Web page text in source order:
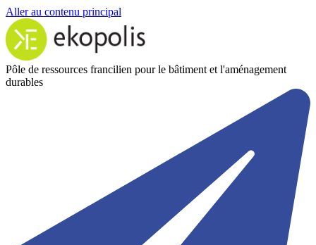
Aller au contenu principal
Pôle de ressources francilien pour le bâtiment et l'aménagement
durables